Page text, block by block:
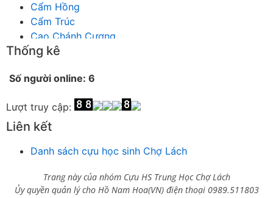
Cẩm Hồng
Cẩm Trúc
Cao Chánh Cương
Cao Nhật Quyên
Chích Chị
Chu Trầm Nguyên Minh
Cò Bằng
Công Bình
Công Minh
Thống kê
Số người online: 6
Lượt truy cập:
Liên kết
Danh sách cựu học sinh Chợ Lách
Trang này của nhóm Cựu HS Trung Học Chợ Lách
Ủy quyền quản lý cho Hồ Nam Hoa(VN) điện thoại 0989.511803